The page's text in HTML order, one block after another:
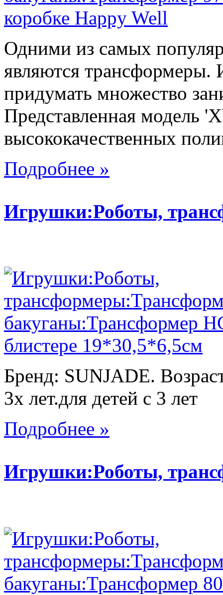
Одними из самых
являются
придумать множество
Представленная модель
высококачественных
Подробнее »
Игрушки:Роботы,
Бренд: SUNJADE.
3х лет.для детей с 3 лет
Подробнее »
Игрушки:Роботы,